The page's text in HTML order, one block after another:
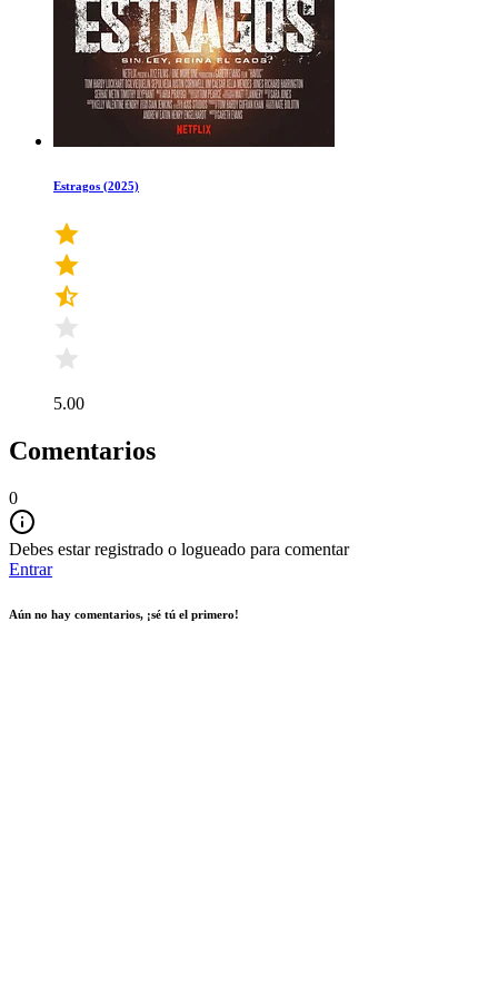
Estragos (2025)
5.00
Comentarios
0
Debes estar registrado o logueado para comentar
Entrar
Aún no hay comentarios, ¡sé tú el primero!